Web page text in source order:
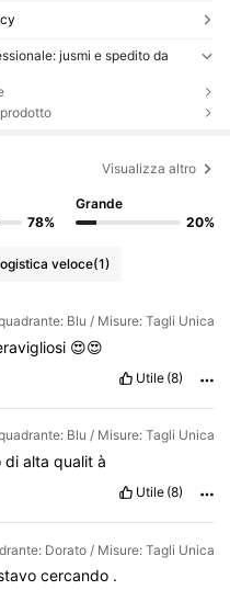
jusmi e spedito da
Visualizza altro
78%
Grande
20%
veloce(1)
Blu / Misure: Tagli Unica
😍😍
Utile (8)
Blu / Misure: Tagli Unica
di alta qualit à
Utile (8)
Dorato / Misure: Tagli Unica
cercando .